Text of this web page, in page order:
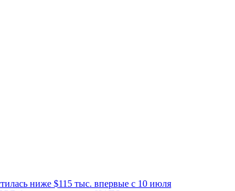
ниже $115 тыс. впервые с 10 июля